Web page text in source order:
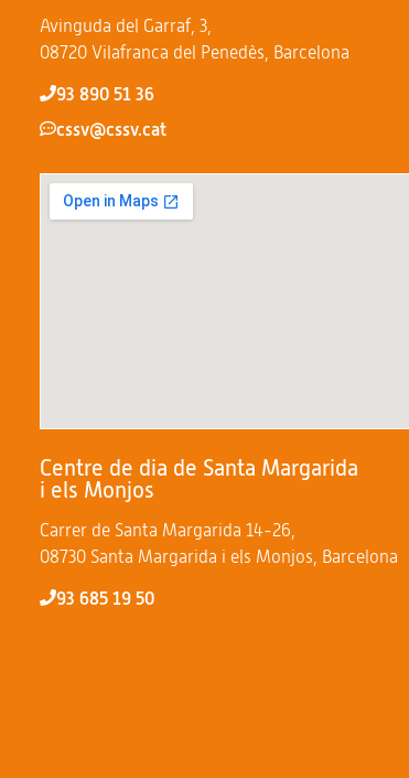
Avinguda del Garraf, 3,
08720 Vilafranca del Penedès, Barcelona
93 890 51 36
cssv@cssv.cat
Centre de dia de Santa Margarida
i els Monjos
Carrer de Santa Margarida 14-26,
08730 Santa Margarida i els Monjos, Barcelona
93 685 19 50